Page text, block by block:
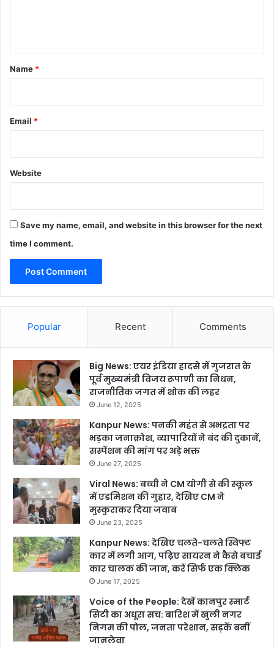
*
Name *
Email *
Website
Save my name, email, and website in this browser for the next
time I comment.
Popular Recent Comments
Big News: एयर इंडिया हादसे में गुजरात के
पूर्व मुख्यमंत्री विजय रूपाणी का निधन,
राजनीतिक जगत में शोक की लहर
June 12, 2025
Kanpur News: पनकी महंत से अभद्रता पर
भड़का जनाक्रोश, व्यापारियों ने बंद की दुकानें,
सस्पेंशन की मांग पर अड़े भक्त
June 27, 2025
Viral News: बच्ची ने CM योगी से की स्कूल
में एडमिशन की गुहार, देखिए CM ने
मुस्कुराकर दिया जवाब
June 23, 2025
Kanpur News: देखिए चलते-चलते स्विफ्ट
कार में लगी आग, पढ़िए सायरन ने कैसे बचाई
कार चालक की जान, करें सिर्फ एक क्लिक
June 17, 2025
Voice of the People: देखें कानपुर स्मार्ट
सिटी का अधूरा सच: बारिश में खुली नगर
निगम की पोल, जनता परेशान, सड़कें बनीं
जानलेवा